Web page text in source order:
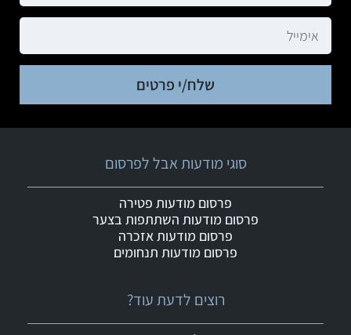
שלח/י פרטים
רוצים לדעת עוד?
סוגי מודעות אבל לפרסום
פרסום מודעות פטירה
פרסום מודעות השתתפות בצער
פרסום מודעות אזכרה
פרסום מודעות תנחומים